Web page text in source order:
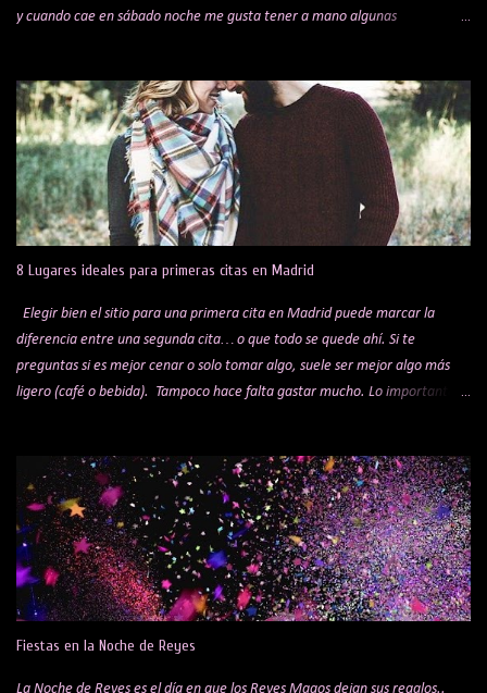
y cuando cae en sábado noche me gusta tener a mano algunas
puede interesar. Bar Koki Real Mítico bar de los hermanos López que hace
años se hicieron virales por sus celebraciones de los goles del Real Madrid.
Bar sobre todo para madridistas, con raciones buenísimas y muy buen
trato por parte del dueño, Jesús. Ambientazo en los partidos. Obligatorio
reservar mesa días antes. Está en Barajas, en la C/ de la Playa de San Juan,
13. La Liga 29's Legends Me han hablado muy bien de este restaurante,
tengo pendiente pasarme un día a ver un partido. Con diferentes pantallas
por to...
8 Lugares ideales para primeras citas en Madrid
Elegir bien el sitio para una primera cita en Madrid puede marcar la
diferencia entre una segunda cita… o que todo se quede ahí. Si te
preguntas si es mejor cenar o solo tomar algo, suele ser mejor algo más
ligero (café o bebida). Tampoco hace falta gastar mucho. Lo importante
voz. Sabemos que es una elección muy personal; para gustos, colores, pero
si te has quedado sin ideas, aquí tienes algunas sugerencias que pueden
ayudarte a acertar. Antes de elegir el sitio, hay tres cosas clave que
pueden mejorar muchísimo la experiencia: Un buen perfume: Love Me de
Tous para ella y Scalpers The Club para él Ropa adecuada (ni demasiado
formal ni demasiado descuidado) Detalles básicos (aliento, aspecto) 1.
Mercado de San Miguel. Este sitio es un clásico, pero seguro que no falla,
es uno de los mercados de ...
Fiestas en la Noche de Reyes
La Noche de Reyes es el día en que los Reyes Magos dejan sus regalos..